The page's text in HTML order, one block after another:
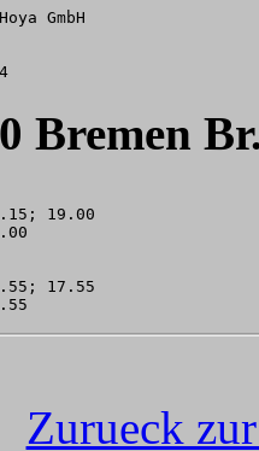
GmbH
Bremen
19.00
17.55
Zurueck